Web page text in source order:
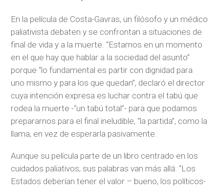
En la película de Costa-Gavras, un filósofo y un médico
paliativista debaten y se confrontan a situaciones de
final de vida y a la muerte. “Estamos en un momento
en el que hay que hablar a la sociedad del asunto”
porque “lo fundamental es partir con dignidad para
uno mismo y para los que quedan”, declaró el director
cuya intención expresa es luchar contra el tabú que
rodea la muerte -“un tabú total”- para que podamos
prepararnos para el final ineludible, “la partida”, como la
llama, en vez de esperarla pasivamente.
Aunque su película parte de un libro centrado en los
cuidados paliativos, sus palabras van más allá: “Los
Estados deberían tener el valor – bueno, los políticos-